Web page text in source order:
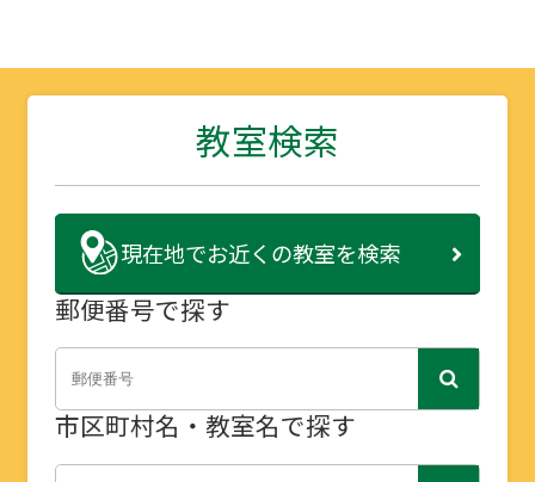
教室検索
現在地でお近くの教室を検索
郵便番号で探す
市区町村名・教室名で探す